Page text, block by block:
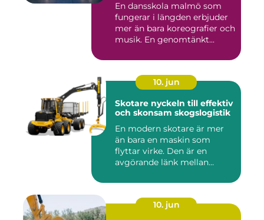
En dansskola malmö som
fungerar i längden erbjuder
mer än bara koreografier och
musik. En genomtänkt...
10. jun
Skotare nyckeln till effektiv
och skonsam skogslogistik
En modern skotare är mer
än bara en maskin som
flyttar virke. Den är en
avgörande länk mellan
10. jun